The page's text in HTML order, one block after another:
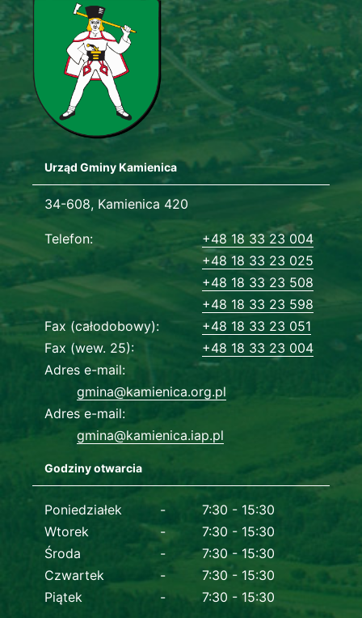
Urząd Gminy Kamienica
Adres urzędu
34-608, Kamienica 420
Dane kontaktowe
Telefon
+48 18 33 23 004
+48 18 33 23 025
+48 18 33 23 508
+48 18 33 23 598
Fax (całodobowy)
+48 18 33 23 051
Fax (wew. 25)
+48 18 33 23 004
Adres e-mail
gmina@kamienica.org.pl
Adres e-mail
gmina@kamienica.iap.pl
Godziny otwarcia
Dane kontaktowe
Poniedziałek
7:30 - 15:30
Wtorek
7:30 - 15:30
Środa
7:30 - 15:30
Czwartek
7:30 - 15:30
Piątek
7:30 - 15:30